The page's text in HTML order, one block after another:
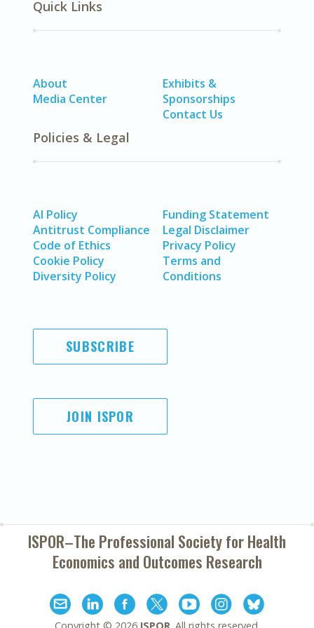
Quick Links
About
Media Center
Exhibits &
Sponsorships
Contact Us
Policies & Legal
AI Policy
Antitrust Compliance
Code of Ethics
Cookie Policy
Diversity Policy
Funding Statement
Legal Disclaimer
Privacy Policy
Terms and
Conditions
SUBSCRIBE
JOIN ISPOR
ISPOR–The Professional Society forHealth
Economics and Outcomes Research